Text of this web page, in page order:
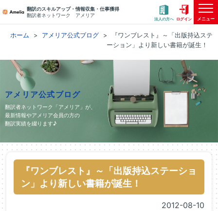
翻訳のスキルアップ・情報収集・仕事獲得
翻訳者ネットワーク アメリア
法人の方へ ログイン メニュー
ホーム アメリア公式ブログ
『ワンブレスト』～「出版持込ステ
ーション」より新しい書籍が誕生！
アメリア公式ブログ
翻訳者ネットワーク「アメリア」が、
最新情報やアメリア会員の方の
翻訳実績を綴ります♪
『ワンブレスト』～「出版持込ステーショ
ン」より新しい書籍が誕生！
2012-08-10